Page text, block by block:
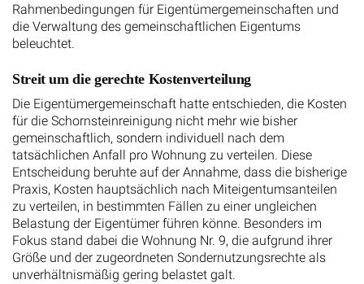
Rahmenbedingungen für Eigentümergemeinschaften und
die Verwaltung des gemeinschaftlichen Eigentums
beleuchtet.
Streit um die gerechte Kostenverteilung
Die Eigentümergemeinschaft hatte entschieden, die Kosten
für die Schornsteinreinigung nicht mehr wie bisher
gemeinschaftlich, sondern individuell nach dem
tatsächlichen Anfall pro Wohnung zu verteilen. Diese
Entscheidung beruhte auf der Annahme, dass die bisherige
Praxis, Kosten hauptsächlich nach Miteigentumsanteilen
zu verteilen, in bestimmten Fällen zu einer ungleichen
Belastung der Eigentümer führen könne. Besonders im
Fokus stand dabei die Wohnung Nr. 9, die aufgrund ihrer
Größe und der zugeordneten Sondernutzungsrechte als
unverhältnismäßig gering belastet galt.